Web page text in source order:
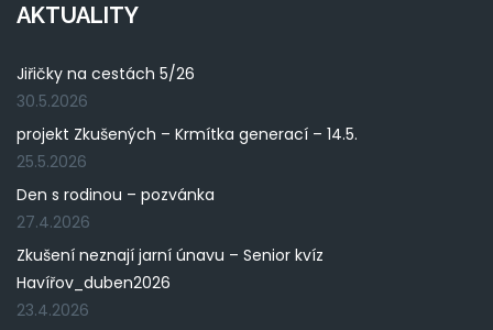
AKTUALITY
Jiřičky na cestách 5/26
30.5.2026
projekt Zkušených – Krmítka generací – 14.5.
25.5.2026
Den s rodinou – pozvánka
27.4.2026
Zkušení neznají jarní únavu – Senior kvíz
Havířov_duben2026
23.4.2026